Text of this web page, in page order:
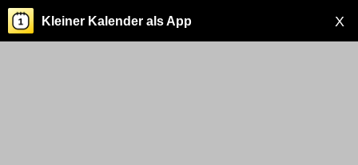
X
Kleiner Kalender als App